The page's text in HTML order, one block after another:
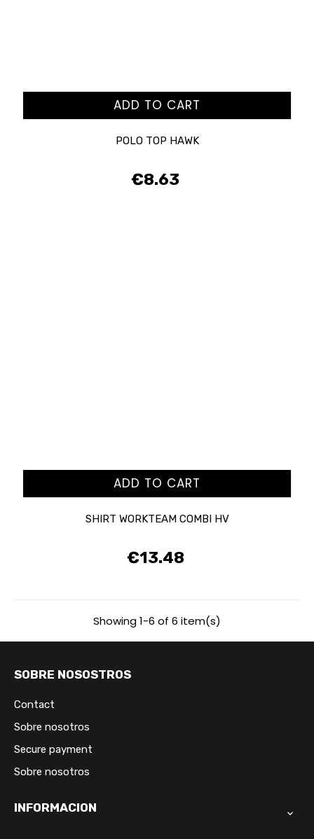
ADD TO CART
POLO TOP HAWK
Price
€8.63
ADD TO CART
SHIRT WORKTEAM COMBI HV
Price
€13.48
Showing 1-6 of 6 item(s)
SOBRE NOSOSTROS
Contact
Sobre nosotros
Secure payment
Sobre nosotros
INFORMACION 